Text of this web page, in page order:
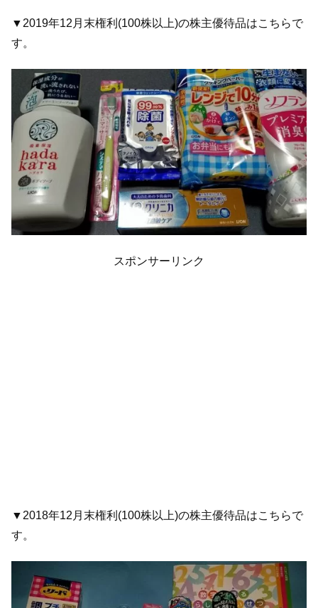
▼2019年12月末権利(100株以上)の株主優待品はこちらで
す。
スポンサーリンク
▼2018年12月末権利(100株以上)の株主優待品はこちらで
す。